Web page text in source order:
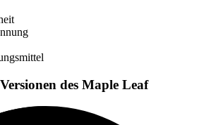
des Maple Leaf